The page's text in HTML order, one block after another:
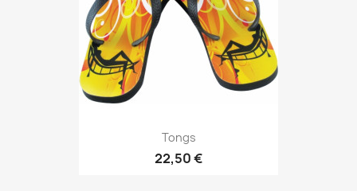
Tongs
22,50 €